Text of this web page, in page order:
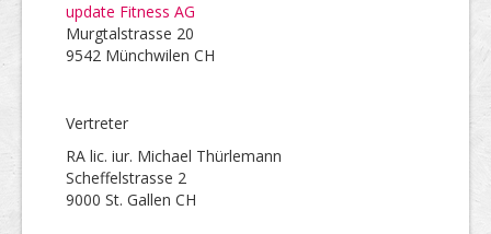
update Fitness AG
Murgtalstrasse 20
9542 Münchwilen CH
Vertreter
RA lic. iur. Michael Thürlemann
Scheffelstrasse 2
9000 St. Gallen CH